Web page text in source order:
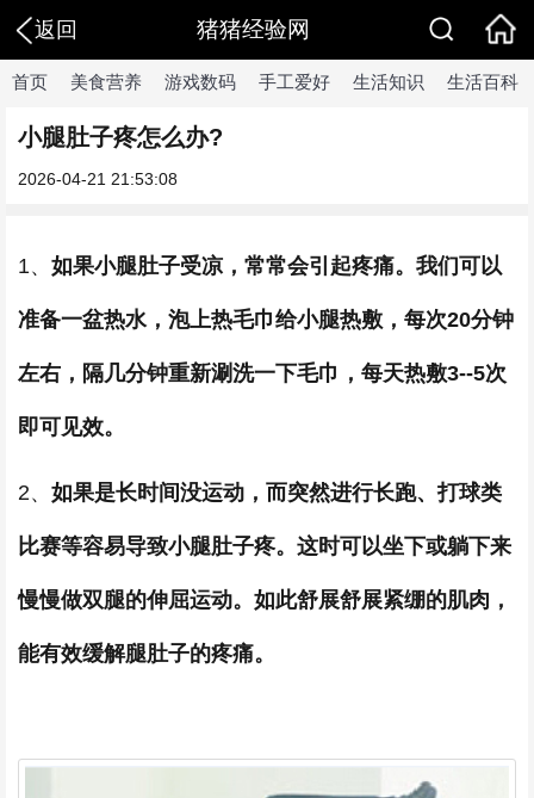
返回 猪猪经验网
首页 美食营养 游戏数码 手工爱好 生活知识 生活百科
小腿肚子疼怎么办?
2026-04-21 21:53:08
1、 如果小腿肚子受凉，常常会引起疼痛。我们可以
准备一盆热水，泡上热毛巾给小腿热敷，每次20分钟
左右，隔几分钟重新涮洗一下毛巾，每天热敷3--5次
即可见效。
2、 如果是长时间没运动，而突然进行长跑、打球类
比赛等容易导致小腿肚子疼。这时可以坐下或躺下来
慢慢做双腿的伸屈运动。如此舒展舒展紧绷的肌肉，
能有效缓解腿肚子的疼痛。